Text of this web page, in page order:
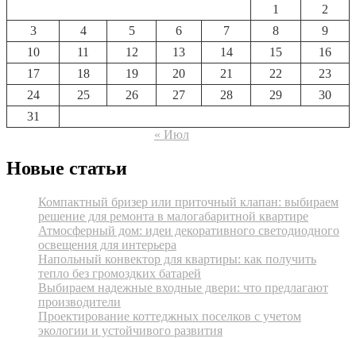
1
2
3
4 5 6 7 8
9
10
11 12 13 14 15
16
17
18 19 20 21 22
23
24
25 26 27 28 29
30
31
« Июл
Новые статьи
Компактный бризер или приточный клапан: выбираем
решение для ремонта в малогабаритной квартире
Атмосферный дом: идеи декоративного светодиодного
освещения для интерьера
Напольный конвектор для квартиры: как получить
тепло без громоздких батарей
Выбираем надежные входные двери: что предлагают
производители
Проектирование коттеджных поселков с учетом
экологии и устойчивого развития